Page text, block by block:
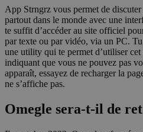
App Strngrz vous permet de
partout dans le monde avec une
te suffit d’accéder au site officiel
par texte ou par vidéo, via un PC.
une utility qui te permet d’utiliser
indiquant que vous ne pouvez pas
apparaît, essayez de recharger la
ne s’affiche pas.
Omegle sera-t-il de